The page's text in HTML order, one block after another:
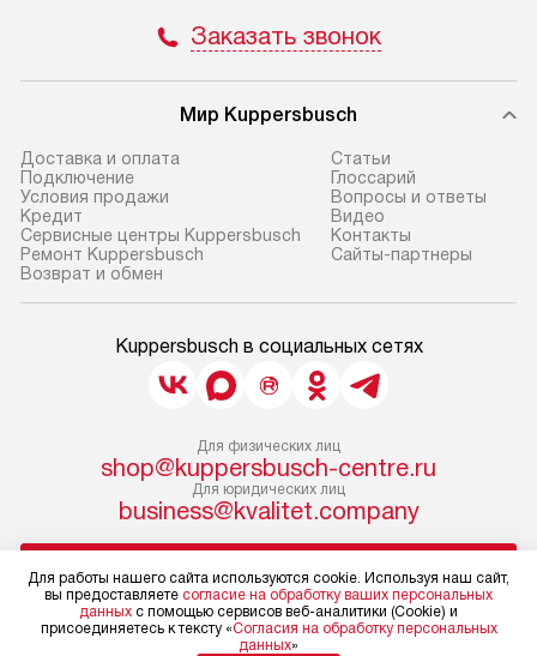
Заказать звонок
Мир Kuppersbusch
Доставка и оплата
Подключение
Условия продажи
Кредит
Сервисные центры Kuppersbusch
Ремонт Kuppersbusch
Возврат и обмен
Cтатьи
Глоссарий
Вопросы и ответы
Видео
Контакты
Сайты-партнеры
Kuppersbusch в социальных сетях
Для физических лиц
shop@kuppersbusch-centre.ru
Для юридических лиц
business@kvalitet.company
Политика конфиденциальности
Условия продажи
Для работы нашего сайта используются cookie. Используя наш сайт,
вы предоставляете согласие на обработку ваших персональных
данных с помощью сервисов веб-аналитики (Cookie) и
присоединяетесь к тексту «Согласия на обработку персональных
данных»